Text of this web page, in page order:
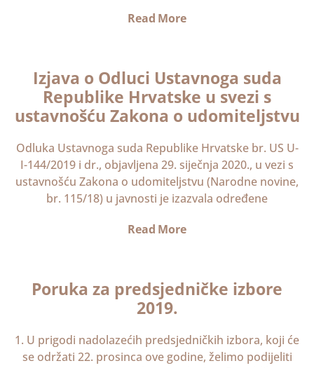
Read More
Izjava o Odluci Ustavnoga suda
Republike Hrvatske u svezi s
ustavnošću Zakona o udomiteljstvu
Odluka Ustavnoga suda Republike Hrvatske br. US U-
I-144/2019 i dr., objavljena 29. siječnja 2020., u vezi s
ustavnošću Zakona o udomiteljstvu (Narodne novine,
br. 115/18) u javnosti je izazvala određene
Read More
Poruka za predsjedničke izbore
2019.
1. U prigodi nadolazećih predsjedničkih izbora, koji će
se održati 22. prosinca ove godine, želimo podijeliti